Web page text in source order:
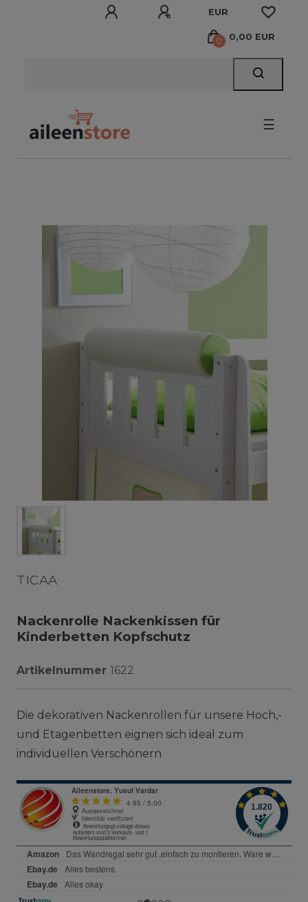
EUR
0 0,00 EUR
☰
TICAA
Nackenrolle Nackenkissen für
Kinderbetten Kopfschutz
Artikelnummer 1622
Die dekorativen Nackenrollen für unsere Hoch,-
und Etagenbetten eignen sich ideal zum
individuellen Verschönern